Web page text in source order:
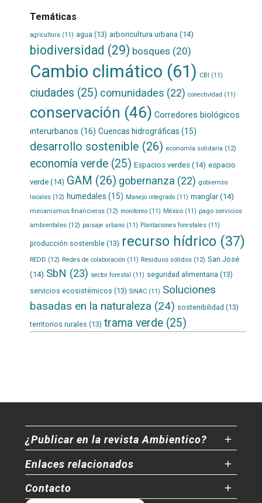
Temáticas
agricultura (11) agua (13) arboricultura urbana (14)
biodiversidad (29) bosques (20)
Cambio climático (61) CBI (11)
ciudades (25) comunidades (22) conectividad (11)
conservación (46) Corredores biológicos
interurbanos (16) Cuencas hidrográficas (15)
desarrollo sostenible (26) economía solidaria (12)
economía verde(25) Espacios verdes(14) espacio
verde(14) GAM (26) gobernanza (22) gobiernos
locales(12) humedales (15) Manejo integrado(11) manglar(14)
mecanismos financieros(12) monitoreo(11) México(11) pago servicios
ambientales(12) paisaje urbano(11) Plantaciones forestales(11)
producción sostenible(13) recurso hídrico(37)
REDD (12) Redes de colaboración (11) Residuos sólidos(12) San José
(14) SbN (23) sector forestal (11) seguridad alimentaria (13)
servicios ecosistémicos (13) SINAC(11) Soluciones
basadas en la naturaleza (24) sostenibilidad (13)
territorios rurales (13) trama verde(25)
¿Publicar en la revista Ambientico?
Enlaces relacionados
Contacto